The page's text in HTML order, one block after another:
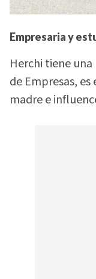
Empresaria y
Herchi tiene
de Empresas,
madre e